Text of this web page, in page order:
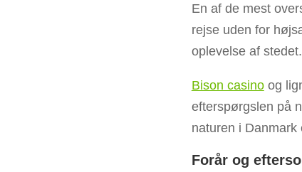
En af de mest
rejse uden for
oplevelse af stedet.
Bison casinoog
efterspørgslen på
naturen i
Forår og